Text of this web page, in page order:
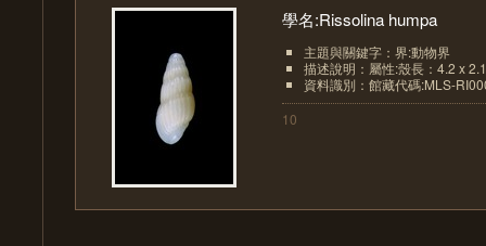
學名:Rissolina humpa
主題與關鍵字：界:動物界
描述說明：屬性:殼長：4.2 x
資料識別：館藏代碼:MLS-
10